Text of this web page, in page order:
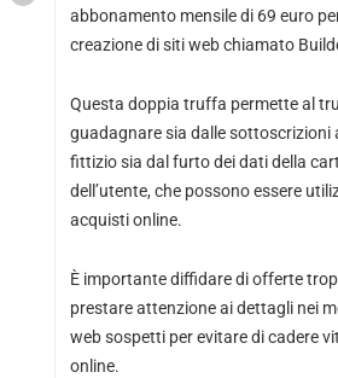
abbonamento mensile di 69 euro
creazione di siti web chiamato
Questa doppia truffa permette al
guadagnare sia dalle sottoscrizioni
fittizio sia dal furto dei dati della
dell’utente, che possono essere
acquisti online.
È importante diffidare di offerte
prestare attenzione ai dettagli nei
web sospetti per evitare di cadere
online.